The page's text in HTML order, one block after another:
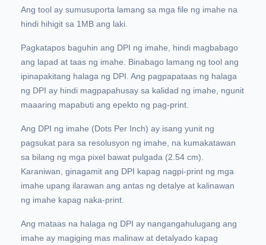
Ang tool ay sumusuporta lamang sa mga file ng imahe na
hindi hihigit sa 1MB ang laki.
Pagkatapos baguhin ang DPI ng imahe, hindi magbabago
ang lapad at taas ng imahe. Binabago lamang ng tool ang
ipinapakitang halaga ng DPI. Ang pagpapataas ng halaga
ng DPI ay hindi magpapahusay sa kalidad ng imahe, ngunit
maaaring mapabuti ang epekto ng pag-print.
Ang DPI ng imahe (Dots Per Inch) ay isang yunit ng
pagsukat para sa resolusyon ng imahe, na kumakatawan
sa bilang ng mga pixel bawat pulgada (2.54 cm).
Karaniwan, ginagamit ang DPI kapag nagpi-print ng mga
imahe upang ilarawan ang antas ng detalye at kalinawan
ng imahe kapag naka-print.
Ang mataas na halaga ng DPI ay nangangahulugang ang
imahe ay magiging mas malinaw at detalyado kapag